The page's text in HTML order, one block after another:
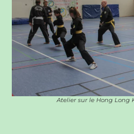
Atelier sur le Hong Long